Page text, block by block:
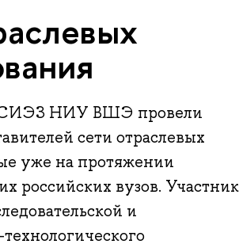
ИСИЭЗ НИУ ВШЭ провели
сети отраслевых
уже на протяжении
российских вузов.
и